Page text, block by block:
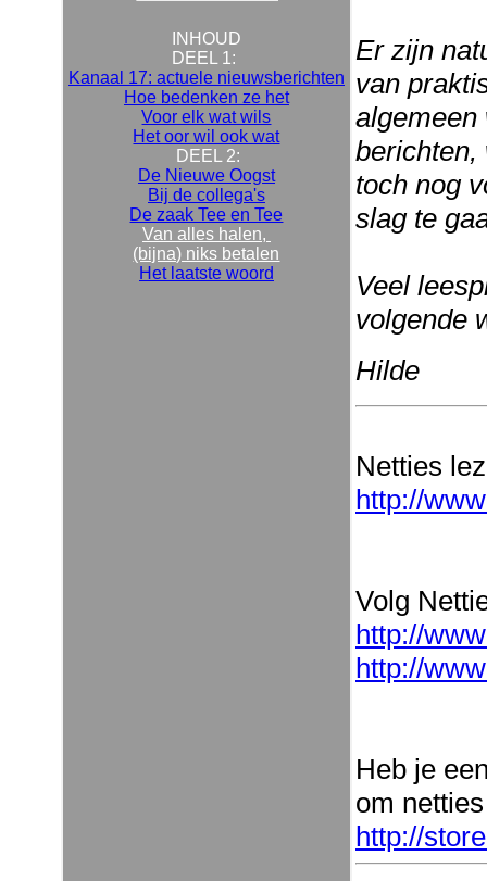
INHOUD
DEEL 1:
Kanaal 17: actuele nieuwsberichten
Hoe bedenken ze het
Voor elk wat wils
Het oor wil ook wat
DEEL 2:
De Nieuwe Oogst
Bij de collega's
De zaak Tee en Tee
Van alles halen,
(bijna) niks betalen
Het laatste woord
Er zijn
van
algemeen
berichten,
toch nog
slag te
Veel
volgende
Hilde
Netties
http://
Volg
http://
http://
Heb je
om
http://